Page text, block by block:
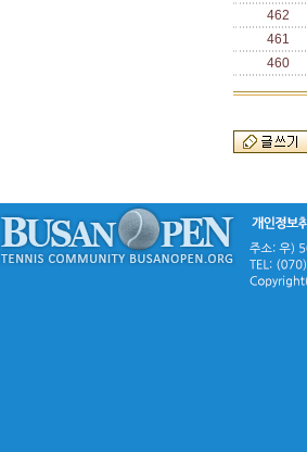
462
461
460